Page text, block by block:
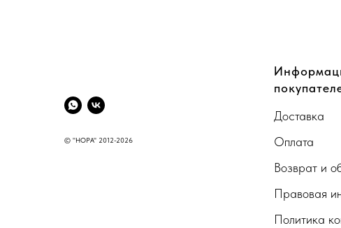
© "НОРА" 2012-2026
Доставка
Оплата
Возврат и
Правовая
Политика